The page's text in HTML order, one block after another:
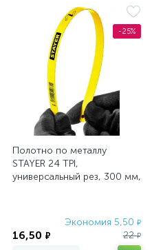
-25%
Полотно по металлу
STAYER 24 TPI,
универсальный рез, 300 мм,
Экономия 5,50 ₽
16,50 ₽ 22₽